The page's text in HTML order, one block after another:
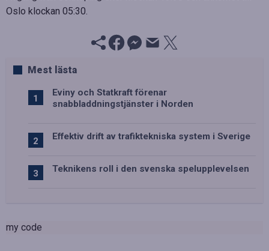
Oslo klockan 05:30.
Mest lästa
Eviny och Statkraft förenar
snabbladdningstjänster i Norden
Effektiv drift av trafiktekniska system i Sverige
Teknikens roll i den svenska spelupplevelsen
my code